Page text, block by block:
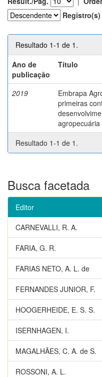
Registro(s)
Resultado 1-1 de 1.
Ano de
publicação
Título
2019
Embrapa
primeiras
Resultado 1-1 de 1.
Busca facetada
Editor
CARNEVALLI, R. A.
FARIA, G. R.
FARIAS NETO, A. L. de
FERNANDES JUNIOR, F.
HOOGERHEIDE, E. S. S.
ISERNHAGEN, I.
MAGALHÃES, C. A. de S.
ROSSONI, A. L.